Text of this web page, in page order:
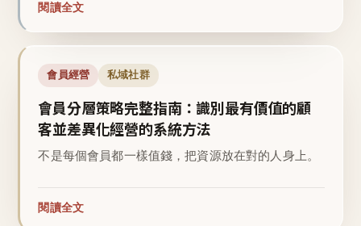
閱讀全文
會員經營 私域社群
會員分層策略完整指南：識別最有價值的顧
客並差異化經營的系統方法
不是每個會員都一樣值錢，把資源放在對的人身上。
閱讀全文